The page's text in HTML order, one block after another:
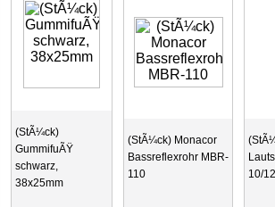
(StÃ¼ck)
GummifuÃŸ
schwarz,
38x25mm
(StÃ¼ck) Monacor
Bassreflexrohr MBR-
110
10/12